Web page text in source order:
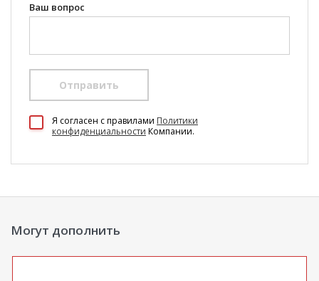
Ваш вопрос
Отправить
Я согласен c правилами Политики
конфиденциальности Компании.
Могут дополнить